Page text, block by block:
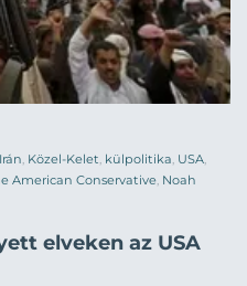
Irán Közel-Kelet külpolitika USA
American Conservative Noah
elveken az USA